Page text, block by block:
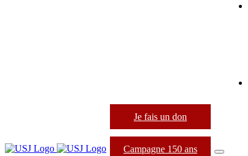
Je fais un don
Campagne 150 ans